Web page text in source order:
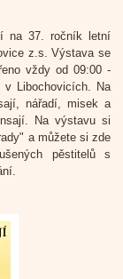
na 37. ročník letní
z.s. Výstava se
vždy od 09:00 -
v Libochovicích. Na
nářadí, misek a
Na výstavu si
a můžete si zde
pěstitelů s